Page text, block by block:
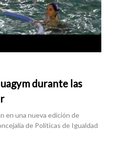
durante las
en una nueva edición de
de Políticas de Igualdad